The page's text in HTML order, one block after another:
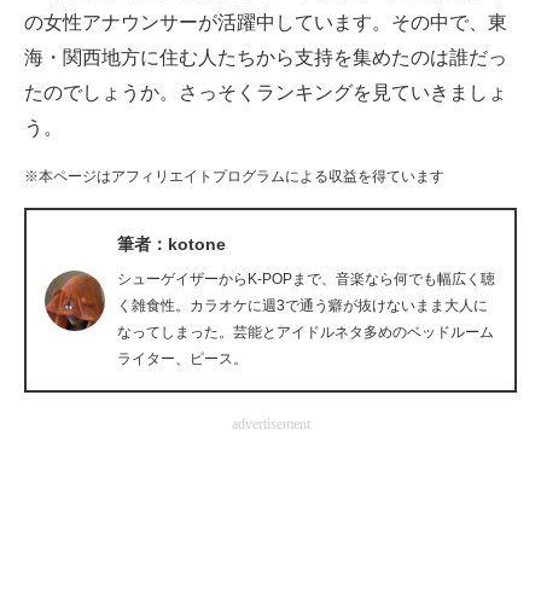
ビジネスと働き方のヒント
マーケ×ITの今がよく分かる
ITエンジニア向け専門サイト
IT製品の技術・比較・事例
の女性アナウンサーが活躍中しています。その中で、東
海・関西地方に住む人たちから支持を集めたのは誰だっ
たのでしょうか。さっそくランキングを見ていきましょ
う。
※本ページはアフィリエイトプログラムによる収益を得ています
筆者：kotone
シューゲイザーからK-POPまで、音楽なら何でも幅広く聴
く雑食性。カラオケに週3で通う癖が抜けないまま大人に
なってしまった。芸能とアイドルネタ多めのベッドルーム
ライター、ピース。
advertisement